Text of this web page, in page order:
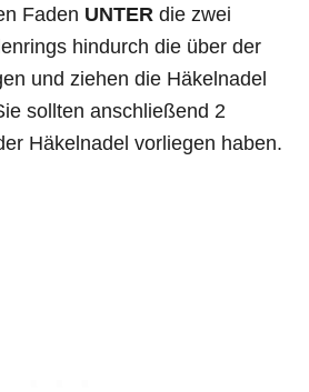
Faden UNTER die zwei
hindurch die über der
und ziehen die Häkelnadel
sollten anschließend 2
Häkelnadel vorliegen haben.